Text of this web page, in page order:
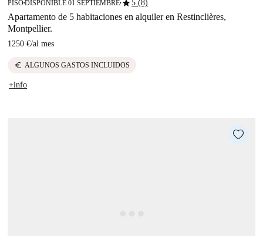
PISO■DISPONIBLE 01 SEPTIEMBRE■star5 (8)
Apartamento de 5 habitaciones en alquiler en Restinclières,
Montpellier.
1250 €/al mes
euro ALGUNOS GASTOS INCLUIDOS
+info